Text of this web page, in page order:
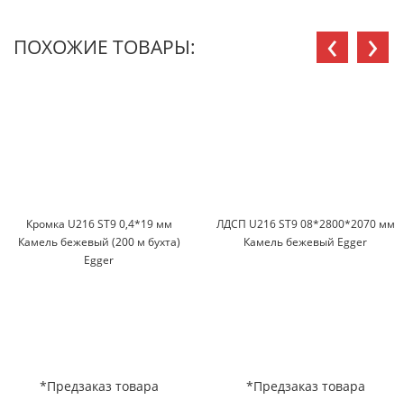
ПОХОЖИЕ ТОВАРЫ:
Кромка U216 ST9 0,4*19 мм
Камель бежевый (200 м бухта)
Egger
*Предзаказ товара
ЛДСП U216 ST9 08*2800*2070 мм
Камель бежевый Egger
*Предзаказ товара
‹ ›